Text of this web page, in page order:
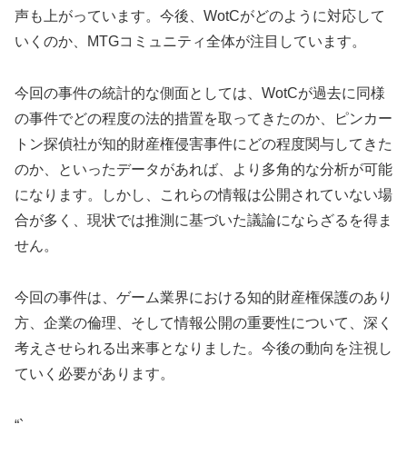
声も上がっています。今後、WotCがどのように対応して
いくのか、MTGコミュニティ全体が注目しています。
今回の事件の統計的な側面としては、WotCが過去に同様
の事件でどの程度の法的措置を取ってきたのか、ピンカー
トン探偵社が知的財産権侵害事件にどの程度関与してきた
のか、といったデータがあれば、より多角的な分析が可能
になります。しかし、これらの情報は公開されていない場
合が多く、現状では推測に基づいた議論にならざるを得ま
せん。
今回の事件は、ゲーム業界における知的財産権保護のあり
方、企業の倫理、そして情報公開の重要性について、深く
考えさせられる出来事となりました。今後の動向を注視し
ていく必要があります。
“`